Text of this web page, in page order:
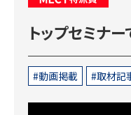
トップセミナ
動画掲載 取材記